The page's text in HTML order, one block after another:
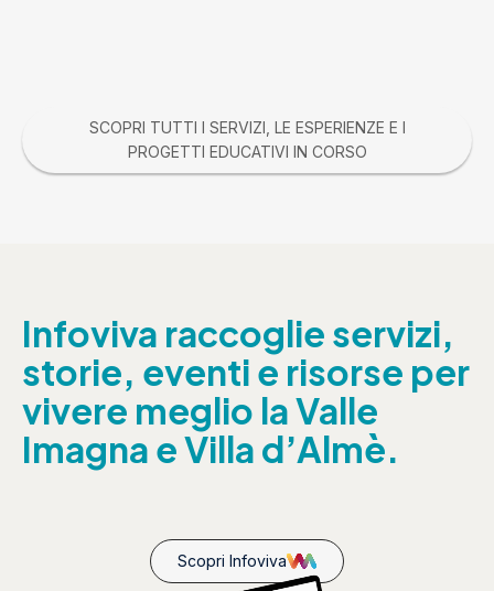
SCOPRI TUTTI I SERVIZI, LE ESPERIENZE E I
PROGETTI EDUCATIVI IN CORSO
Infoviva raccoglie servizi,
storie, eventi e risorse per
vivere meglio la Valle
Imagna e Villa d’Almè.
Scopri Infoviva